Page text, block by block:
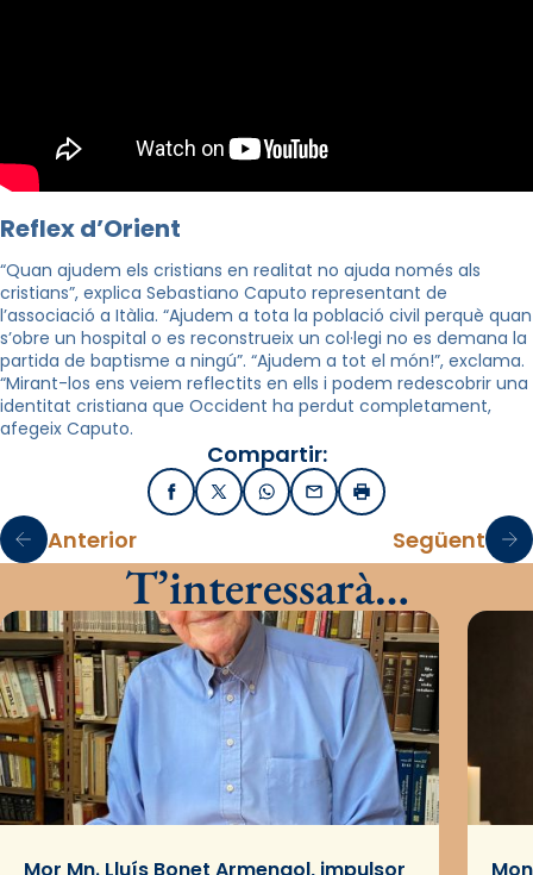
Reflex d’Orient
“Quan ajudem els cristians en realitat no ajuda només als
cristians”, explica Sebastiano Caputo representant de
l’associació a Itàlia. “Ajudem a tota la població civil perquè quan
s’obre un hospital o es reconstrueix un col·legi no es demana la
partida de baptisme a ningú”. “Ajudem a tot el món!”, exclama.
“Mirant-los ens veiem reflectits en ells i podem redescobrir una
identitat cristiana que Occident ha perdut completament,
afegeix Caputo.
Compartir:
FacebookX / TwitterWhatsApp
EmailImprimir
Anterior Següent
T’interessarà…